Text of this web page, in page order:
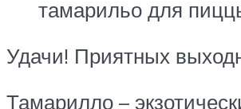
тамарильо для
Удачи! Приятных
Тамарилло –